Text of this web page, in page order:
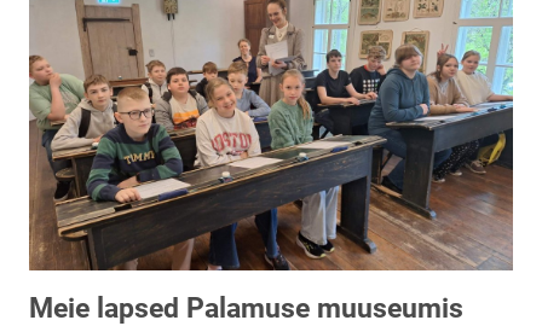
Meie lapsed Palamuse muuseumis